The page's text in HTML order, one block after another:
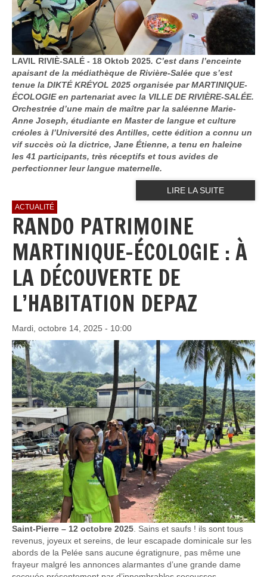
LAVIL RIVIÈ-SALÉ - 18 Oktob 2025. C’est dans l’enceinte
apaisant de la médiathèque de Rivière-Salée que s’est
tenue la DIKTÉ KRÉYOL 2025 organisée par MARTINIQUE-
ÉCOLOGIE en partenariat avec la VILLE DE RIVIÈRE-SALÉE.
Orchestrée d’une main de maître par la saléenne Marie-
Anne Joseph, étudiante en Master de langue et culture
créoles à l’Université des Antilles, cette édition a connu un
vif succès où la dictrice, Jane Étienne, a tenu en haleine
les 41 participants, très réceptifs et tous avides de
perfectionner leur langue maternelle.
LIRE LA SUITE
ACTUALITÉ
RANDO PATRIMOINE
MARTINIQUE-ÉCOLOGIE : À
LA DÉCOUVERTE DE
L’HABITATION DEPAZ
Mardi, octobre 14, 2025 - 10:00
Saint-Pierre – 12 octobre 2025 . Sains et saufs ! ils sont tous
revenus, joyeux et sereins, de leur escapade dominicale sur les
abords de la Pelée sans aucune égratignure, pas même une
frayeur malgré les annonces alarmantes d’une grande dame